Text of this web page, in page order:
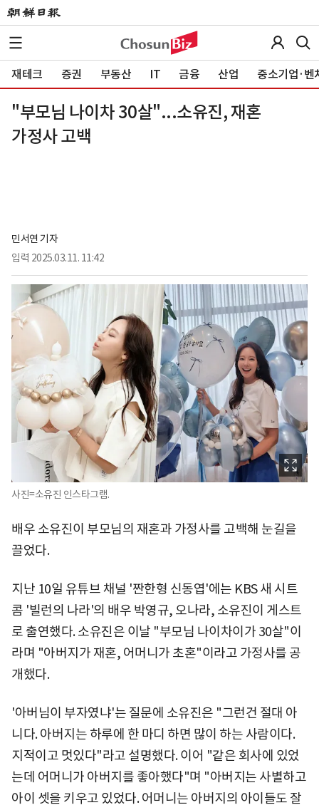
재테크 증권 부동산 IT 금융 산업 중소기업·벤
"부모님 나이차 30살"...소유진, 재혼
가정사 고백
민서연 기자
입력 2025.03.11. 11:42
사진=소유진 인스타그램.
배우 소유진이 부모님의 재혼과 가정사를 고백해 눈길을
끌었다.
지난 10일 유튜브 채널 '짠한형 신동엽'에는 KBS 새 시트
콤 '빌런의 나라'의 배우 박영규, 오나라, 소유진이 게스트
로 출연했다. 소유진은 이날 "부모님 나이차이가 30살"이
라며 "아버지가 재혼, 어머니가 초혼"이라고 가정사를 공
개했다.
'아버님이 부자였냐'는 질문에 소유진은 "그런건 절대 아
니다. 아버지는 하루에 한 마디 하면 많이 하는 사람이다.
지적이고 멋있다"라고 설명했다. 이어 "같은 회사에 있었
는데 어머니가 아버지를 좋아했다"며 "아버지는 사별하고
아이 셋을 키우고 있었다. 어머니는 아버지의 아이들도 잘